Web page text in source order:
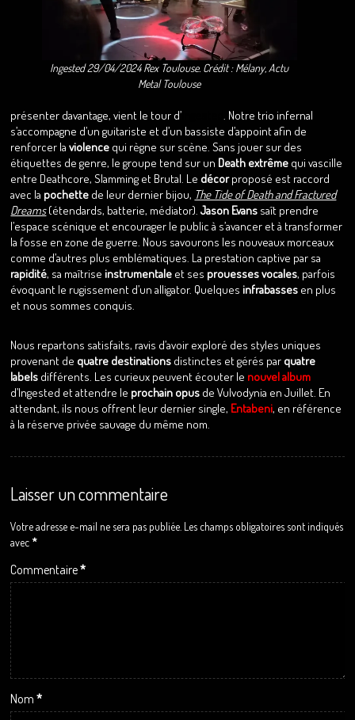
Ingested 29/04/2024 Rex Toulouse. Crédit : Mélany, Actu
Metal Toulouse
présenter davantage, vient le tour d’ Ingested. Notre trio infernal
s’accompagne d’un guitariste et d’un bassiste d’appoint afin de
renforcer laviolence qui règne sur scène. Sans jouer sur des
étiquettes de genre, le groupe tend sur un Death extrême qui vascille
entre Deathcore, Slamming et Brutal. Le décorproposé est raccord
avec la pochette de leur dernier bijou, The Tide of Death and Fractured
Dreams(étendards, batterie, médiator).Jason Evans saît prendre
l’espace scénique et encourager le public à s’avancer et à transformer
la fosse en zone de guerre. Nous savourons les nouveaux morceaux
comme d’autres plus emblématiques. La prestation captive par sa
rapidité, sa maîtriseinstrumentale et ses prouesses vocales, parfois
évoquant le rugissement d’un alligator. Quelquesinfrabasses en plus
et nous sommes conquis.
Nous repartons satisfaits, ravis d’avoir exploré des styles uniques
provenant de quatre destinations distinctes et gérés par quatre
labels différents. Les curieux peuvent écouter le nouvel album
d’Ingested et attendre le prochain opus de Vulvodynia en Juillet. En
attendant, ils nous offrent leur dernier single, Entabeni, en référence
à la réserve privée sauvage du même nom.
Laisser un commentaire
Votre adresse e-mail ne sera pas publiée. Les champs obligatoires sont indiqués
avec *
Commentaire*
Nom*